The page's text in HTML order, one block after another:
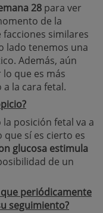
28 para ver
de la
similares
lado tenemos una
Además, aún
que es más
la cara fetal.
posición fetal va a
sí es cierto es
glucosa estimula
de un
periódicamente
seguimiento?